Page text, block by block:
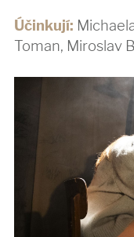
Účinkují:
Toman, Miroslav